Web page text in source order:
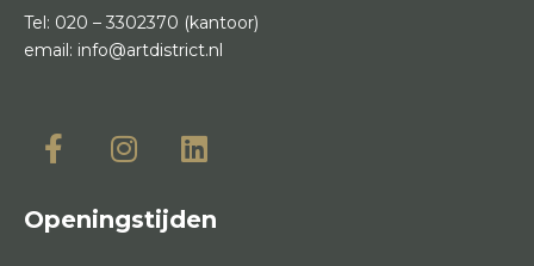
Tel: 020 – 3302370 (kantoor)
email: info@artdistrict.nl
Openingstijden